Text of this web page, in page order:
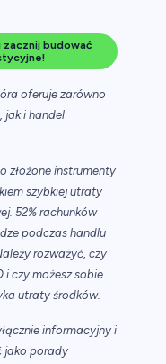
budować
oferuje zarówno
jak i handel
złożone instrumenty
szybkiej utraty
52% rachunków
podczas handlu
rozważyć, czy
i czy możesz sobie
utraty środków.
informacyjny i
jako porady